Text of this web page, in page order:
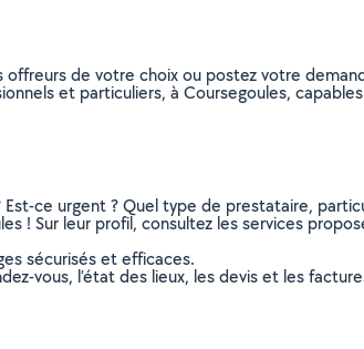
de votre choix ou postez votre
et particuliers, à Coursegoules,
ce urgent ? Quel type de prestataire,
! Sur leur profil, consultez les services
sécurisés et efficaces.
vous, l’état des lieux, les devis et les